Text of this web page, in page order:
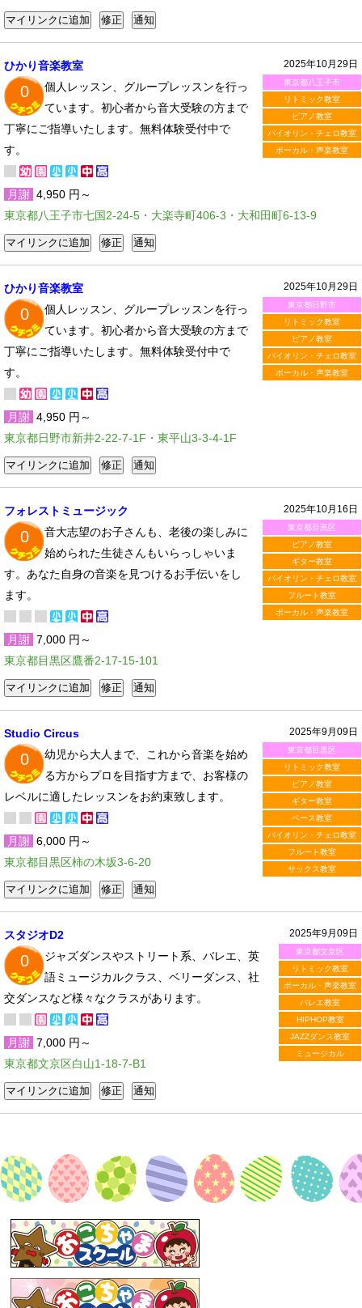
2025年10月29日
東京都八王子市
リトミック教室
ピアノ教室
バイオリン・チェロ教室
ボーカル・声楽教室
ひかり音楽教室
0
個人レッスン、グループレッスンを行っ
ています。初心者から音大受験の方まで
丁寧にご指導いたします。無料体験受付中で
す。
月謝 4,950 円～
東京都八王子市七国2-24-5・大楽寺町406-3・大和田町6-13-9
2025年10月29日
東京都日野市
リトミック教室
ピアノ教室
バイオリン・チェロ教室
ボーカル・声楽教室
ひかり音楽教室
0
個人レッスン、グループレッスンを行っ
ています。初心者から音大受験の方まで
丁寧にご指導いたします。無料体験受付中で
す。
月謝 4,950 円～
東京都日野市新井2-22-7-1F・東平山3-3-4-1F
2025年10月16日
東京都目黒区
ピアノ教室
ギター教室
バイオリン・チェロ教室
フルート教室
ボーカル・声楽教室
フォレストミュージック
0
音大志望のお子さんも、老後の楽しみに
始められた生徒さんもいらっしゃいま
す。あなた自身の音楽を見つけるお手伝いをし
ます。
月謝 7,000 円～
東京都目黒区鷹番2-17-15-101
2025年9月09日
東京都目黒区
リトミック教室
ピアノ教室
ギター教室
ベース教室
バイオリン・チェロ教室
フルート教室
サックス教室
Studio Circus
0
幼児から大人まで、これから音楽を始め
る方からプロを目指す方まで、お客様の
レベルに適したレッスンをお約束致します。
月謝 6,000 円～
東京都目黒区柿の木坂3-6-20
2025年9月09日
東京都文京区
リトミック教室
ボーカル・声楽教室
バレエ教室
HIPHOP教室
JAZZダンス教室
ミュージカル
スタジオD2
0
ジャズダンスやストリート系、バレエ、英
語ミュージカルクラス、ベリーダンス、社
交ダンスなど様々なクラスがあります。
月謝 7,000 円～
東京都文京区白山1-18-7-B1